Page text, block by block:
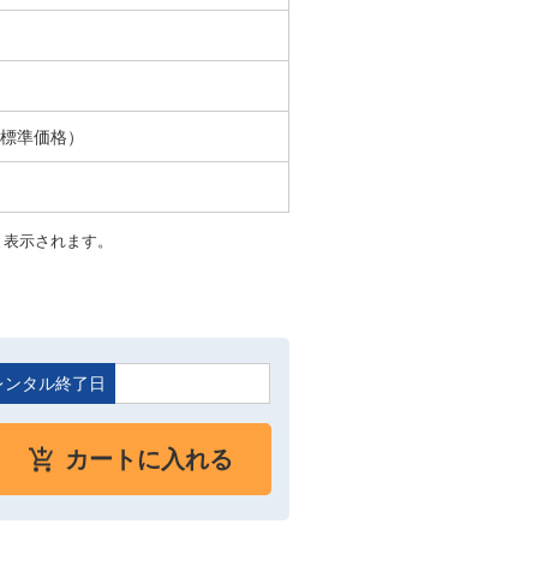
準価格）
示されます。
ンタル終了日
カートに入れる